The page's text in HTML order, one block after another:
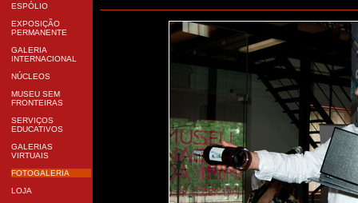
ESPÓLIO
EXPOSIÇÃO
PERMANENTE
GALERIA
INTERNACIONAL
NÚCLEOS
MUSEU SEM
FRONTEIRAS
SERVIÇOS
EDUCATIVOS
GALERIAS
VIRTUAIS
FOTOGALERIA
LOJA